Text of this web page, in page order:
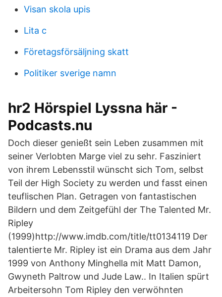
Visan skola upis
Lita c
Företagsförsäljning skatt
Politiker sverige namn
hr2 Hörspiel Lyssna här -
Podcasts.nu
Doch dieser genießt sein Leben zusammen mit
seiner Verlobten Marge viel zu sehr. Fasziniert
von ihrem Lebensstil wünscht sich Tom, selbst
Teil der High Society zu werden und fasst einen
teuflischen Plan. Getragen von fantastischen
Bildern und dem Zeitgefühl der The Talented Mr.
Ripley
(1999)http://www.imdb.com/title/tt0134119 Der
talentierte Mr. Ripley ist ein Drama aus dem Jahr
1999 von Anthony Minghella mit Matt Damon,
Gwyneth Paltrow und Jude Law.. In Italien spürt
Arbeitersohn Tom Ripley den verwöhnten